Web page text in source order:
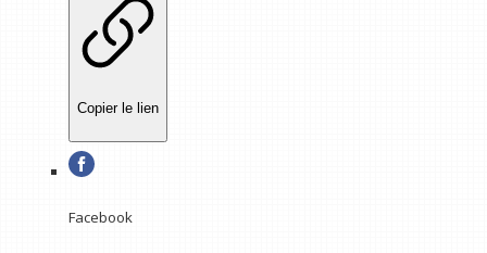
Copier le lien
Facebook